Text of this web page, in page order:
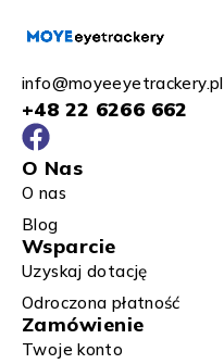
info@moyeeyetrackery.pl
+48 22 6266 662
O Nas
O nas
Blog
Wsparcie
Uzyskaj dotację
Odroczona płatność
Zamówienie
Twoje konto